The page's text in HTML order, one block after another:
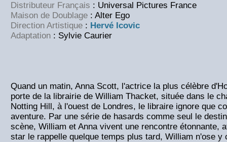
Distributeur Français : Universal Pictures France
Maison de Doublage : Alter Ego
Direction Artistique : Hervé Icovic
Adaptation : Sylvie Caurier
Quand un matin, Anna Scott, l'actrice la plus célèbre
porte de la librairie de William Thacket, située dans le
Notting Hill, à l'ouest de Londres, le libraire ignore que
aventure. Par une série de hasards comme seul le
scène, William et Anna vivent une rencontre étonnante,
star le rappelle quelque temps plus tard, William n'ose y